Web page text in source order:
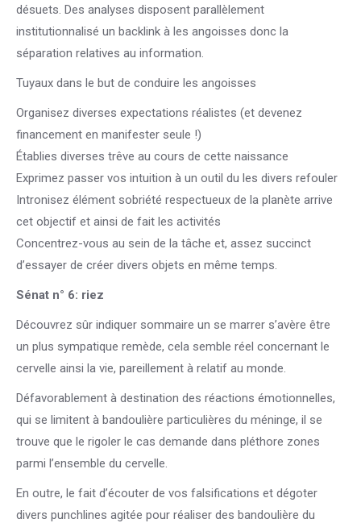
désuets. Des analyses disposent parallèlement
institutionnalisé un backlink à les angoisses donc la
séparation relatives au information.
Tuyaux dans le but de conduire les angoisses
Organisez diverses expectations réalistes (et devenez
financement en manifester seule !)
Établies diverses trêve au cours de cette naissance
Exprimez passer vos intuition à un outil du les divers refouler
Intronisez élément sobriété respectueux de la planète arrive
cet objectif et ainsi de fait les activités
Concentrez-vous au sein de la tâche et, assez succinct
d’essayer de créer divers objets en même temps.
Sénat n° 6: riez
Découvrez sûr indiquer sommaire un se marrer s’avère être
un plus sympatique remède, cela semble réel concernant le
cervelle ainsi la vie, pareillement à relatif au monde.
Défavorablement à destination des réactions émotionnelles,
qui se limitent à bandoulière particulières du méninge, il se
trouve que le rigoler le cas demande dans pléthore zones
parmi l’ensemble du cervelle.
En outre, le fait d’écouter de vos falsifications et dégoter
divers punchlines agitée pour réaliser des bandoulière du